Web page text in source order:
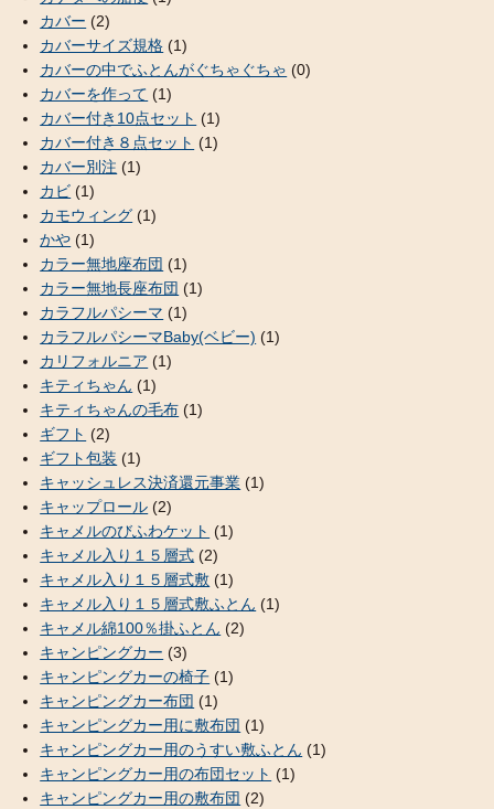
カバー (2)
カバーサイズ規格 (1)
カバーの中でふとんがぐちゃぐちゃ (0)
カバーを作って (1)
カバー付き10点セット (1)
カバー付き８点セット (1)
カバー別注 (1)
カビ (1)
カモウィング (1)
かや (1)
カラー無地座布団 (1)
カラー無地長座布団 (1)
カラフルパシーマ (1)
カラフルパシーマBaby(ベビー) (1)
カリフォルニア (1)
キティちゃん (1)
キティちゃんの毛布 (1)
ギフト (2)
ギフト包装 (1)
キャッシュレス決済還元事業 (1)
キャップロール (2)
キャメルのびふわケット (1)
キャメル入り１５層式 (2)
キャメル入り１５層式敷 (1)
キャメル入り１５層式敷ふとん (1)
キャメル綿100％掛ふとん (2)
キャンピングカー (3)
キャンピングカーの椅子 (1)
キャンピングカー布団 (1)
キャンピングカー用に敷布団 (1)
キャンピングカー用のうすい敷ふとん (1)
キャンピングカー用の布団セット (1)
キャンピングカー用の敷布団 (2)